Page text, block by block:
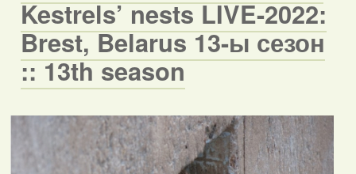
Kestrels’ nests LIVE-2022:
Brest, Belarus 13-ы сезон
:: 13th season